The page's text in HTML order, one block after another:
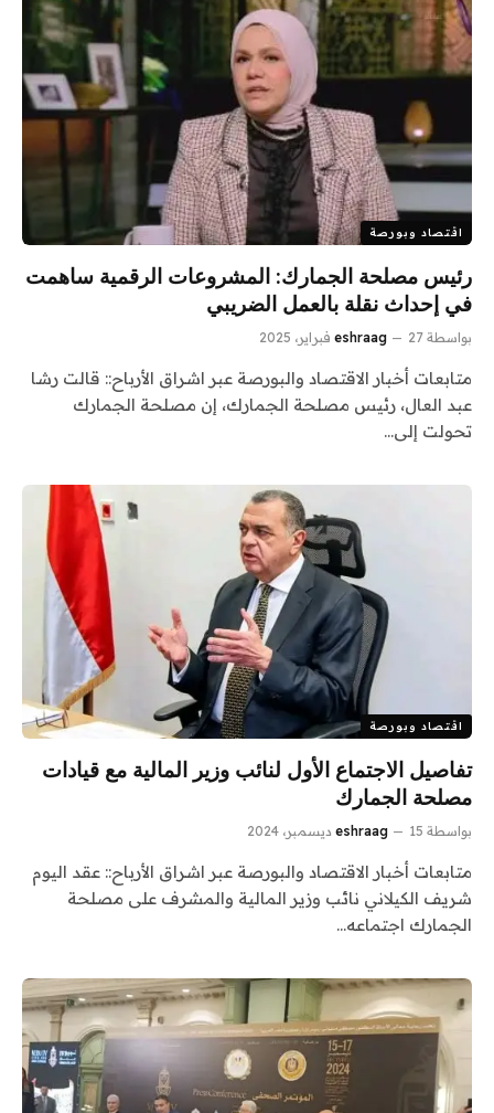
اقتصاد وبورصة
رئيس مصلحة الجمارك: المشروعات الرقمية ساهمت
في إحداث نقلة بالعمل الضريبي
بواسطة eshraag 27 فبراير، 2025
متابعات أخبار الاقتصاد والبورصة عبر اشراق الأرباح:: قالت رشا
عبد العال، رئيس مصلحة الجمارك، إن مصلحة الجمارك
تحولت إلى…
اقتصاد وبورصة
تفاصيل الاجتماع الأول لنائب وزير المالية مع قيادات
مصلحة الجمارك
بواسطة eshraag 15 ديسمبر، 2024
متابعات أخبار الاقتصاد والبورصة عبر اشراق الأرباح:: عقد اليوم
شريف الكيلاني نائب وزير المالية والمشرف على مصلحة
الجمارك اجتماعه…